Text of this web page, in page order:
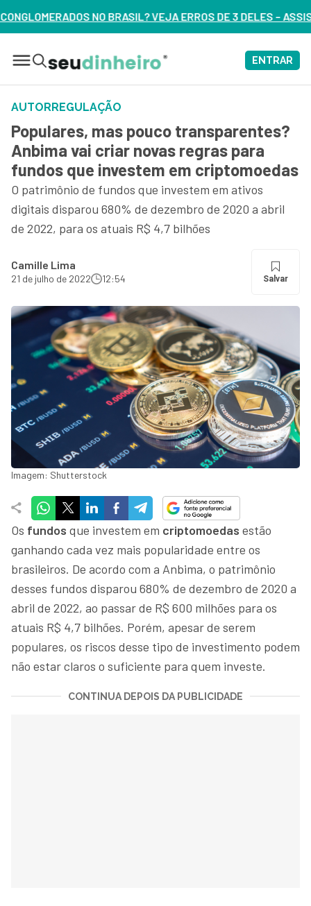
VEJA ERROS DE 3 DELES – ASSISTA AGORA
ENTRAR
AUTORREGULAÇÃO
Populares, mas pouco transparentes?
Anbima vai criar novas regras para
fundos que investem em criptomoedas
O patrimônio de fundos que investem em ativos
digitais disparou 680% de dezembro de 2020 a abril
de 2022, para os atuais R$ 4,7 bilhões
Camille Lima
21 de julho de 2022 12:54 Salvar
Imagem: Shutterstock
Os fundos que investem em criptomoedas estão
ganhando cada vez mais popularidade entre os
brasileiros. De acordo com a Anbima, o patrimônio
desses fundos disparou 680% de dezembro de 2020 a
abril de 2022, ao passar de R$ 600 milhões para os
atuais R$ 4,7 bilhões. Porém, apesar de serem
populares, os riscos desse tipo de investimento podem
não estar claros o suficiente para quem investe.
CONTINUA DEPOIS DA PUBLICIDADE